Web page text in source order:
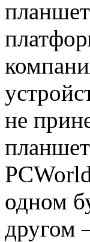
не
одном
другом